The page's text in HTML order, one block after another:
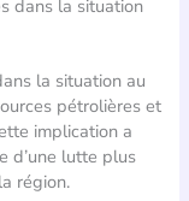
dans la situation
la situation au
pétrolières et
implication a
d’une lutte plus
région.